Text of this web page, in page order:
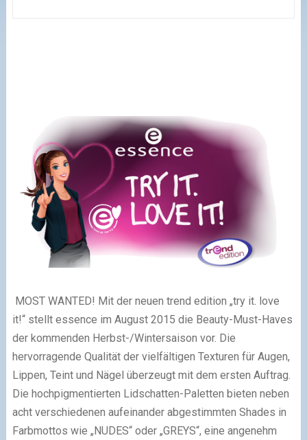
MOST WANTED! Mit der neuen trend edition „try it. love
it!“ stellt essence im August 2015 die Beauty-Must-Haves
der kommenden Herbst-/Wintersaison vor. Die
hervorragende Qualität der vielfältigen Texturen für Augen,
Lippen, Teint und Nägel überzeugt mit dem ersten Auftrag.
Die hochpigmentierten Lidschatten-Paletten bieten neben
acht verschiedenen aufeinander abgestimmten Shades in
Farbmottos wie „NUDES“ oder „GREYS“, eine angenehm